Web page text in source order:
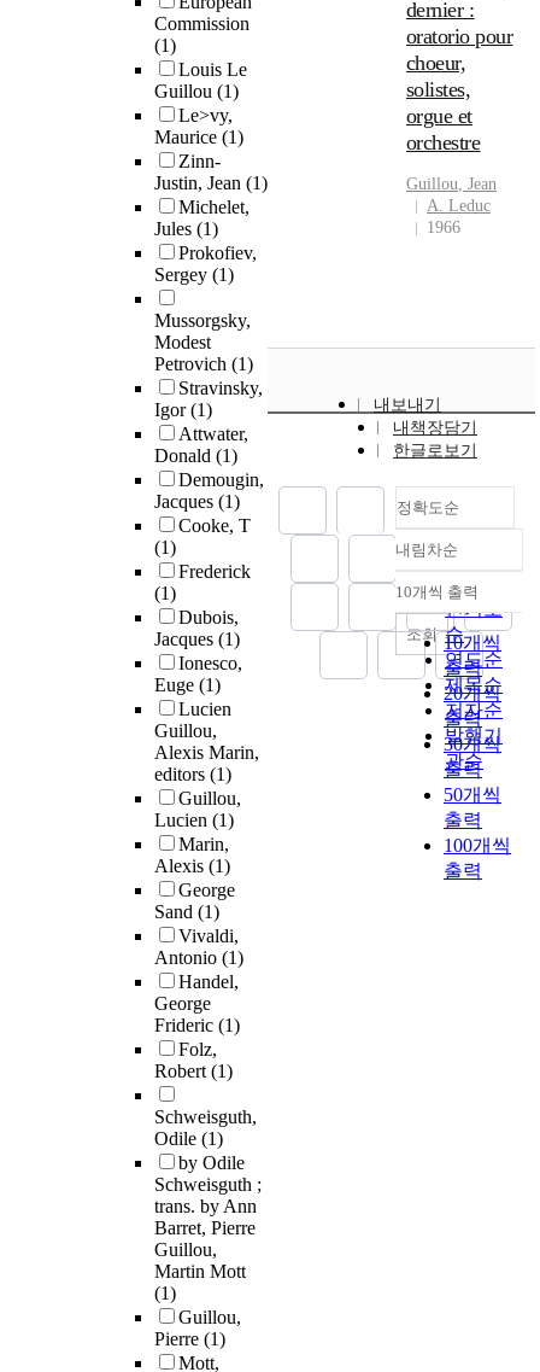
Commission
(1)
Louis Le
Guillou (1)
Le>vy,
Maurice (1)
Zinn-
Justin, Jean (1)
Michelet,
Jules (1)
Prokofiev,
Sergey (1)
Mussorgsky,
Modest
Petrovich (1)
Stravinsky,
Igor(1)
Attwater,
Donald (1)
Demougin,
Jacques (1)
Cooke, T
(1)
Frederick
(1)
Dubois,
Jacques (1)
Ionesco,
Euge (1)
Lucien
Guillou,
Alexis Marin,
editors (1)
Guillou,
Lucien (1)
Marin,
Alexis (1)
George
Sand (1)
Vivaldi,
Antonio (1)
Handel,
George
Frideric (1)
Folz,
Robert(1)
Schweisguth,
Odile (1)
by Odile
Schweisguth ;
trans. by Ann
Barret, Pierre
Guillou,
Martin Mott
(1)
Guillou,
Pierre (1)
Mott,
dernier :
oratorio pour
choeur,
solistes,
orgue et
orchestre
Guillou, Jean
A. Leduc
1966
내보내기
내책장담기
한글로보기
정확도순
정확도
순
인기도
순
연도순
제목순
저자순
발행기
관순
내림차순
내림차순
10개씩 출력
10개씩
출력
20개씩
출력
30개씩
출력
50개씩
출력
100개씩
출력
조회